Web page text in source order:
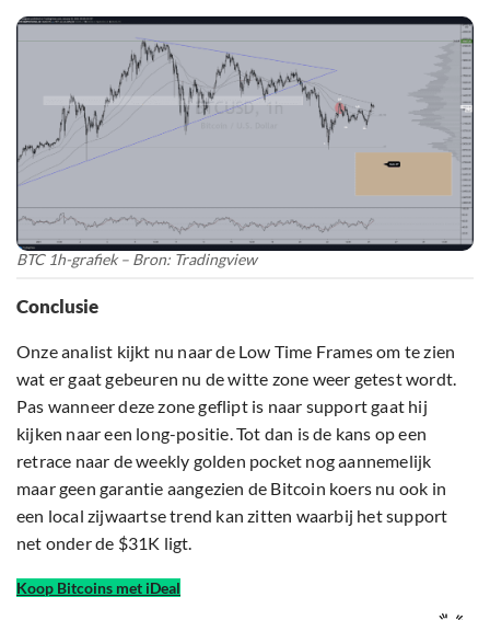
BTC 1h-grafiek – Bron: Tradingview
Conclusie
Onze analist kijkt nu naar de Low Time Frames om te zien
wat er gaat gebeuren nu de witte zone weer getest wordt.
Pas wanneer deze zone geflipt is naar support gaat hij
kijken naar een long-positie. Tot dan is de kans op een
retrace naar de weekly golden pocket nog aannemelijk
maar geen garantie aangezien de Bitcoin koers nu ook in
een local zijwaartse trend kan zitten waarbij het support
net onder de $31K ligt.
Koop Bitcoins met iDeal